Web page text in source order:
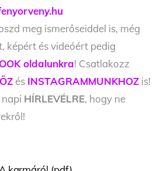
meg ismerőseiddel is, még
képért és videóért pedig
oldalunkra! Csatlakozz
és INSTAGRAMMUNKHOZ is!
HÍRLEVÉLRE, hogy ne